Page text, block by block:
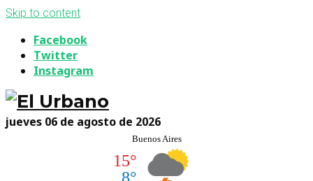
Skip to content
Facebook
Twitter
Instagram
jueves 06 de agosto de 2026